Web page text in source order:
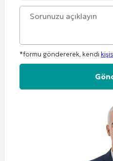
*formu göndererek, kendi